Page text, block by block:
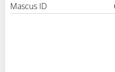
Mascus ID